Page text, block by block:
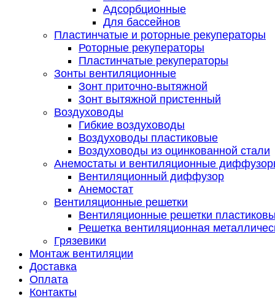
Адсорбционные
Для бассейнов
Пластинчатые и роторные рекуператоры
Роторные рекуператоры
Пластинчатые рекуператоры
Зонты вентиляционные
Зонт приточно-вытяжной
Зонт вытяжной пристенный
Воздуховоды
Гибкие воздуховоды
Воздуховоды пластиковые
Воздуховоды из оцинкованной стали
Анемостаты и вентиляционные
Вентиляционный диффузор
Анемостат
Вентиляционные решетки
Вентиляционные решетки
Решетка вентиляционная
Грязевики
Монтаж вентиляции
Доставка
Оплата
Контакты